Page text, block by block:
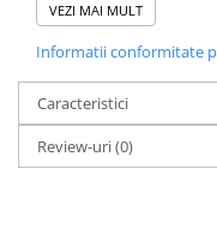
Design Elegant si
VEZI MAI MULT
Informatii conformitate
Caracteristici
Review-uri(0)